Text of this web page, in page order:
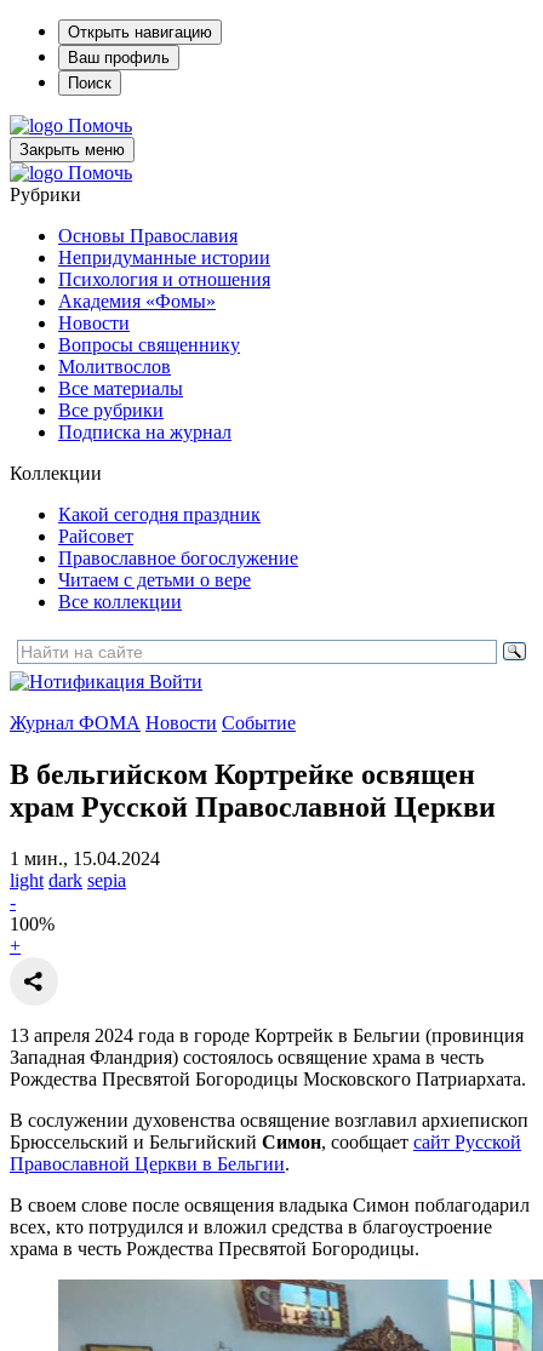
Открыть навигацию
Ваш профиль
Поиск
Помочь
Закрыть меню
Помочь
Рубрики
Основы Православия
Непридуманные истории
Психология и отношения
Академия «Фомы»
Новости
Вопросы священнику
Молитвослов
Все материалы
Все рубрики
Подписка на журнал
Коллекции
Какой сегодня праздник
Райсовет
Православное богослужение
Читаем с детьми о вере
Все коллекции
Войти
Журнал ФОМА Новости Событие
В бельгийском Кортрейке освящен
храм Русской Православной Церкви
1 мин., 15.04.2024
light dark sepia
-
100%
+
13 апреля 2024 года в городе Кортрейк в Бельгии (провинция
Западная Фландрия) состоялось освящение храма в честь
Рождества Пресвятой Богородицы Московского Патриархата.
В сослужении духовенства освящение возглавил архиепископ
Брюссельский и Бельгийский Симон, сообщает сайт Русской
Православной Церкви в Бельгии.
В своем слове после освящения владыка Симон поблагодарил
всех, кто потрудился и вложил средства в благоустроение
храма в честь Рождества Пресвятой Богородицы.